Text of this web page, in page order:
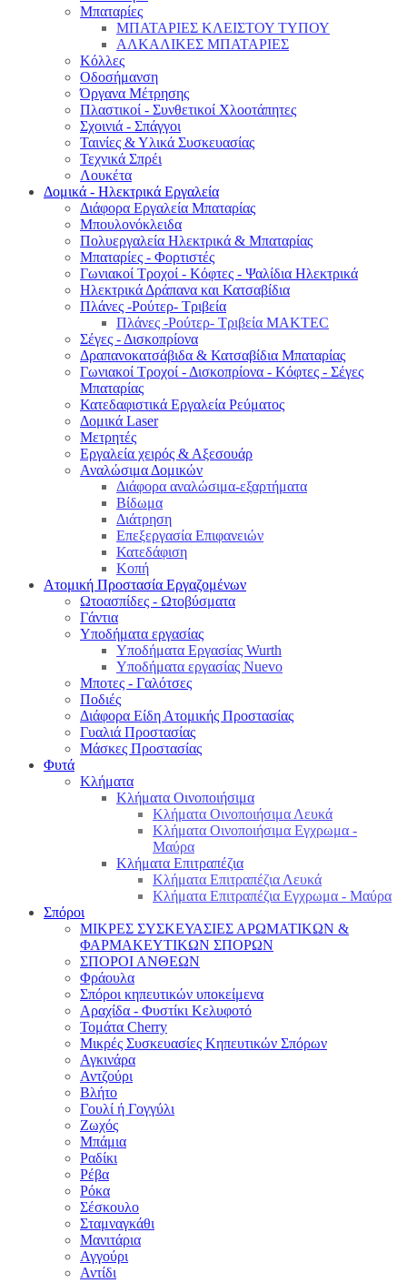
Μπαταρίες
ΜΠΑΤΑΡΙΕΣ ΚΛΕΙΣΤΟΥ ΤΥΠΟΥ
ΑΛΚΑΛΙΚΕΣ ΜΠΑΤΑΡΙΕΣ
Κόλλες
Οδοσήμανση
Όργανα Μέτρησης
Πλαστικοί - Συνθετικοί Χλοοτάπητες
Σχοινιά - Σπάγγοι
Ταινίες & Υλικά Συσκευασίας
Τεχνικά Σπρέι
Λουκέτα
Δομικά - Ηλεκτρικά Εργαλεία
Διάφορα Εργαλεία Μπαταρίας
Μπουλονόκλειδα
Πολυεργαλεία Ηλεκτρικά & Μπαταρίας
Μπαταρίες - Φορτιστές
Γωνιακοί Τροχοί - Κόφτες - Ψαλίδια Ηλεκτρικά
Ηλεκτρικά Δράπανα και Κατσαβίδια
Πλάνες -Ρούτερ- Τριβεία
Πλάνες -Ρούτερ- Τριβεία MAKTEC
Σέγες - Δισκοπρίονα
Δραπανοκατσάβιδα & Κατσαβίδια Μπαταρίας
Γωνιακοί Τροχοί - Δισκοπρίονα - Κόφτες - Σέγες
Μπαταρίας
Κατεδαφιστικά Εργαλεία Ρεύματος
Δομικά Laser
Μετρητές
Εργαλεία χειρός & Αξεσουάρ
Αναλώσιμα Δομικών
Διάφορα αναλώσιμα-εξαρτήματα
Βίδωμα
Διάτρηση
Επεξεργασία Επιφανειών
Κατεδάφιση
Κοπή
Ατομική Προστασία Εργαζομένων
Ωτοασπίδες - Ωτοβύσματα
Γάντια
Υποδήματα εργασίας
Υποδήματα Εργασίας Wurth
Υποδήματα εργασίας Nuevo
Μποτες - Γαλότσες
Ποδιές
Διάφορα Είδη Ατομικής Προστασίας
Γυαλιά Προστασίας
Μάσκες Προστασίας
Φυτά
Κλήματα
Κλήματα Οινοποιήσιμα
Κλήματα Οινοποιήσιμα Λευκά
Κλήματα Οινοποιήσιμα Εγχρωμα -
Μαύρα
Κλήματα Επιτραπέζια
Κλήματα Επιτραπέζια Λευκά
Κλήματα Επιτραπέζια Εγχρωμα - Μαύρα
Σπόροι
ΜΙΚΡΕΣ ΣΥΣΚΕΥΑΣΙΕΣ ΑΡΩΜΑΤΙΚΩΝ &
ΦΑΡΜΑΚΕΥΤΙΚΩΝ ΣΠΟΡΩΝ
ΣΠΟΡΟΙ ΑΝΘΕΩΝ
Φράουλα
Σπόροι κηπευτικών υποκείμενα
Αραχίδα - Φυστίκι Κελυφοτό
Τομάτα Cherry
Μικρές Συσκευασίες Κηπευτικών Σπόρων
Αγκινάρα
Αντζούρι
Βλήτο
Γουλί ή Γογγύλι
Ζωχός
Μπάμια
Ραδίκι
Ρέβα
Ρόκα
Σέσκουλο
Σταμναγκάθι
Μανιτάρια
Αγγούρι
Αντίδι